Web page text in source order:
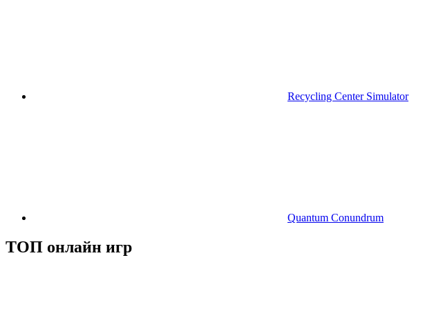
Recycling Center Simulator
Quantum Conundrum
ТОП онлайн игр